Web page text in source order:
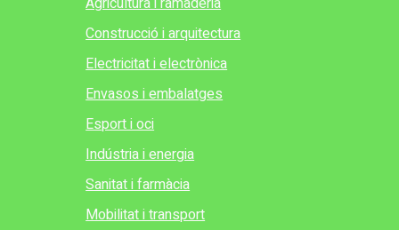
Construcció i arquitectura
Electricitat i electrònica
Envasos i embalatges
Esport i oci
Indústria i energia
Sanitat i farmàcia
Mobilitat i transport